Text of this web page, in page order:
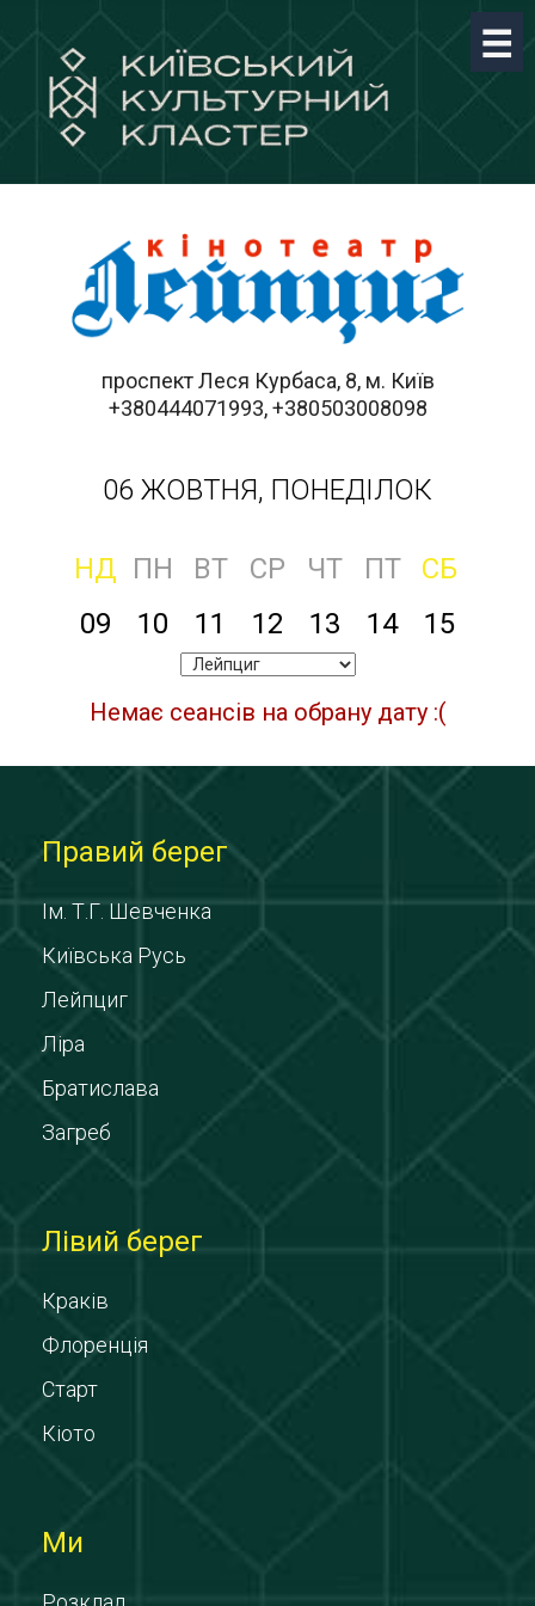
проспект Леся Курбаса, 8, м. Київ
+380444071993, +380503008098
06 ЖОВТНЯ, ПОНЕДІЛОК
НД ПН ВТ СР ЧТ ПТ
СБ
09
10 11 12 13 14 15
Немає сеансів на обрану дату :(
Правий берег
Ім. Т.Г. Шевченка
Київська Русь
Лейпциг
Ліра
Братислава
Загреб
Лівий берег
Краків
Флоренція
Старт
Кіото
Ми